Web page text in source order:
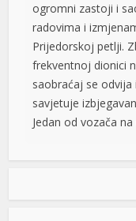
ogromni zastoji i
radovima i
Prijedorskoj petlji.
frekventnoj dionici
saobraćaj se
savjetuje
Jedan od vozača
Pripremite
Stanovnike